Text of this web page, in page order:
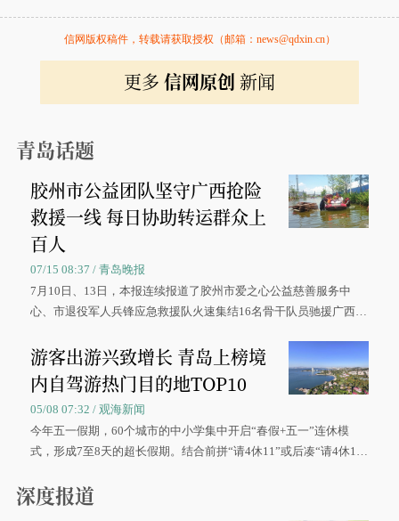
信网版权稿件，转载请获取授权（邮箱：news@qdxin.cn）
更多 信网原创 新闻
青岛话题
胶州市公益团队坚守广西抢险
救援一线 每日协助转运群众上
百人
07/15 08:37 / 青岛晚报
7月10日、13日，本报连续报道了胶州市爱之心公益慈善服务中
心、市退役军人兵锋应急救援队火速集结16名骨干队员驰援广西灾
游客出游兴致增长 青岛上榜境
内自驾游热门目的地TOP10
05/08 07:32 / 观海新闻
今年五一假期，60个城市的中小学集中开启“春假+五一”连休模
式，形成7至8天的超长假期。结合前拼“请4休11”或后凑“请4休1
深度报道